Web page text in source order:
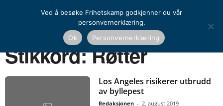
Røtter
Stikkord: Røtter
Los Angeles risikerer utbrudd
av byllepest
Redaksjonen - 2. august 2019
Ved å besøke Frihetskamp godkjenner du vår
personvernerklæring.
Ok
Personvernerklæring